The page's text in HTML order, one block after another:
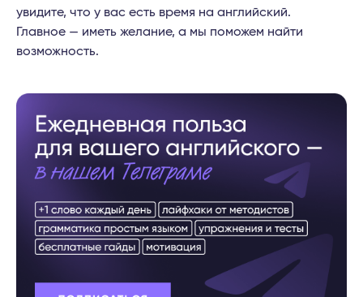
увидите, что у вас есть время на английский.
Главное — иметь желание, а мы поможем найти
возможность.